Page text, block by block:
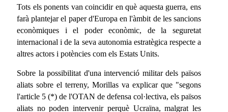
Tots els ponents van coincidir en què aquesta guerra, ens
farà plantejar el paper d'Europa en l'àmbit de les sancions
econòmiques i el poder econòmic, de la seguretat
internacional i de la seva autonomia estratègica respecte a
altres actors i potències com els Estats Units.
Sobre la possibilitat d'una intervenció militar dels països
aliats sobre el terreny, Morillas va explicar que "segons
l'article 5 (*) de l'OTAN de defensa col·lectiva, els països
aliats no poden intervenir perquè Ucraïna, malgrat les